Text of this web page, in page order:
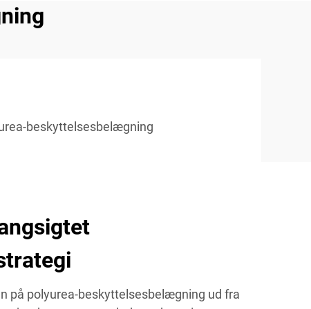
beskyttelsesbelægning
på polyurea-beskyttelsesbelægning ud fra